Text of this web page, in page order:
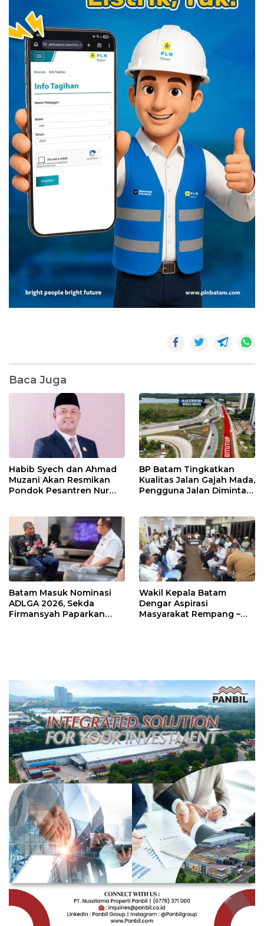
Baca Juga
Habib Syech dan Ahmad
Muzani Akan Resmikan
Pondok Pesantren Nur
BP Batam Tingkatkan
Kualitas Jalan Gajah Mada,
Pengguna Jalan Diminta
Batam Masuk Nominasi
ADLGA 2026, Sekda
Firmansyah Paparkan
Wakil Kepala Batam
Dengar Aspirasi
Masyarakat Rempang –